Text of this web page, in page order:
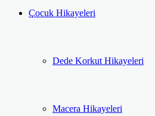
Çocuk Hikayeleri
Dede Korkut Hikayeleri
Macera Hikayeleri